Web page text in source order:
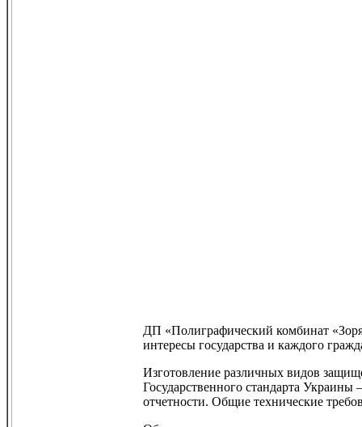
ДП «Полиграфический комбинат
интересы государства и каждого
Изготовление различных видов
Государственного стандарта
отчетности. Общие технические